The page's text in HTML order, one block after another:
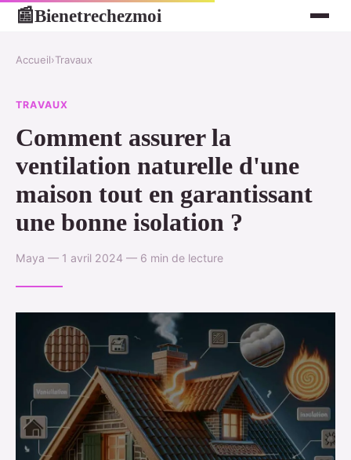
📰Bienetrechezmoi
Accueil›Travaux
TRAVAUX
Comment assurer la
ventilation naturelle d'une
maison tout en garantissant
une bonne isolation ?
Maya — 1 avril 2024 — 6 min de lecture